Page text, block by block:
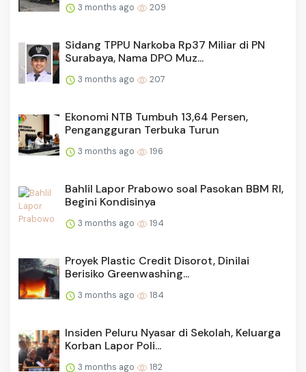
3 months ago 209
Sidang TPPU Narkoba Rp37 Miliar di PN
Surabaya, Nama DPO Muz...
3 months ago 207
Ekonomi NTB Tumbuh 13,64 Persen,
Pengangguran Terbuka Turun
3 months ago 196
Bahlil Lapor Prabowo soal Pasokan BBM RI,
Begini Kondisinya
3 months ago 194
Proyek Plastic Credit Disorot, Dinilai
Berisiko Greenwashing...
3 months ago 184
Insiden Peluru Nyasar di Sekolah, Keluarga
Korban Lapor Poli...
3 months ago 182